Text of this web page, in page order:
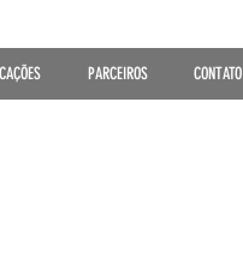
PARCEIROS CONTATO